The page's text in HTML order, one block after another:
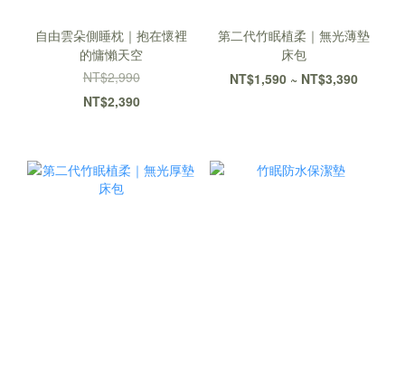
自由雲朵側睡枕｜抱在懷裡
的慵懶天空
NT$2,990
NT$2,390
第二代竹眠植柔｜無光薄墊
床包
NT$1,590 ~ NT$3,390